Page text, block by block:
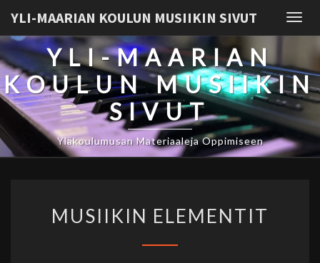
YLI-MAARIAN KOULUN MUSIIKIN SIVUT
YLI-MAARIAN
KOULUN MUSIIKIN
SIVUT
Yläkoulumusan Materiaaleja Oppimiseen
ELEMENTIT
MUSIIKIN ELEMENTIT